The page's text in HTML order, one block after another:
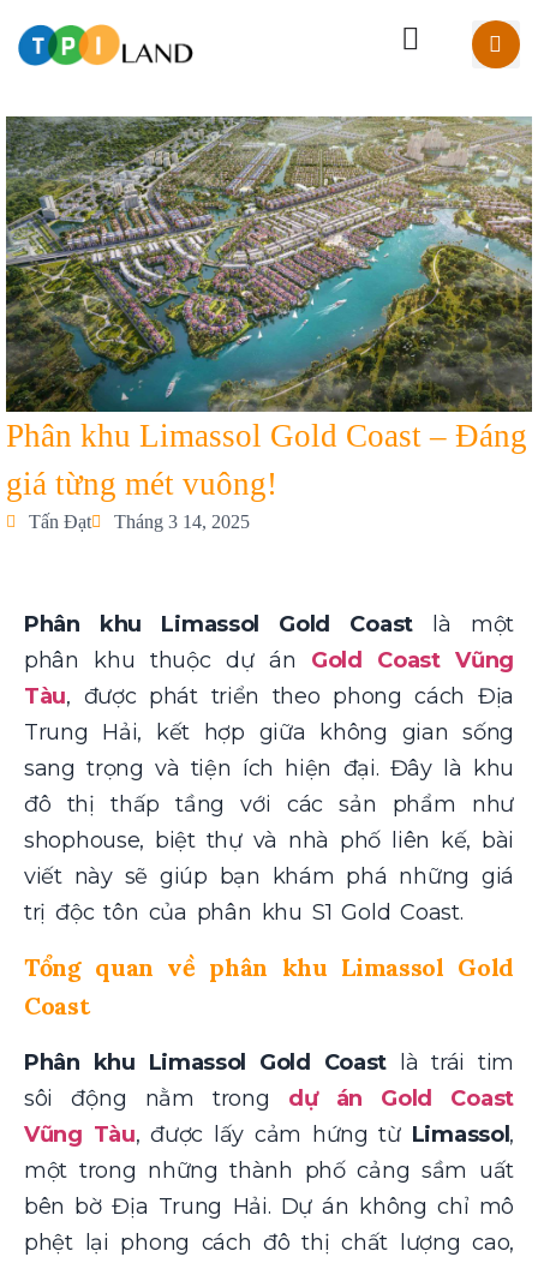
Phân khu Limassol Gold Coast – Đáng
giá từng mét vuông!
Tấn Đạt Tháng 3 14, 2025
Phân khu Limassol Gold Coastlà một
phân khu thuộc dự án Gold Coast Vũng
Tàu, được phát triển theo phong cách Địa
Trung Hải, kết hợp giữa không gian sống
sang trọng và tiện ích hiện đại. Đây là khu
đô thị thấp tầng với các sản phẩm như
shophouse, biệt thự và nhà phố liên kế, bài
viết này sẽ giúp bạn khám phá những giá
trị độc tôn của phân khu S1 Gold Coast.
Tổng quan về phân khu Limassol Gold
Coast
Phân khu Limassol Gold Coast là trái tim
sôi động nằm trong dự án Gold Coast
Vũng Tàu, được lấy cảm hứng từ Limassol ,
một trong những thành phố cảng sầm uất
bên bờ Địa Trung Hải. Dự án không chỉ mô
phệt lại phong cách đô thị chất lượng cao,